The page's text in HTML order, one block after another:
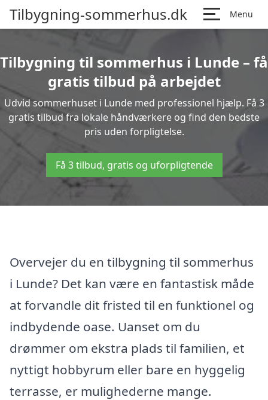
Tilbygning-sommerhus.dk Menu
Tilbygning til sommerhus i Lunde – få
gratis tilbud på arbejdet
Udvid sommerhuset i Lunde med professionel hjælp. Få 3
gratis tilbud fra lokale håndværkere og find den bedste
pris uden forpligtelse.
Få 3 tilbud, gratis og uforpligtende
Overvejer du en tilbygning til sommerhus
i Lunde? Det kan være en fantastisk måde
at forvandle dit fristed til en funktionel og
indbydende oase. Uanset om du
drømmer om ekstra plads til familien, et
nyttigt hobbyrum eller bare en hyggelig
terrasse, er mulighederne mange.